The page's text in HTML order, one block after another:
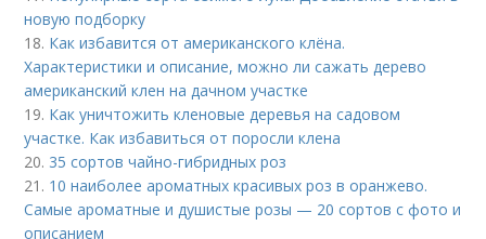
новую подборку
18. Как избавится от американского клёна.
Характеристики и описание, можно ли сажать дерево
американский клен на дачном участке
19. Как уничтожить кленовые деревья на садовом
участке. Как избавиться от поросли клена
20. 35 сортов чайно-гибридных роз
21. 10 наиболее ароматных красивых роз в оранжево.
Самые ароматные и душистые розы — 20 сортов с фото и
описанием